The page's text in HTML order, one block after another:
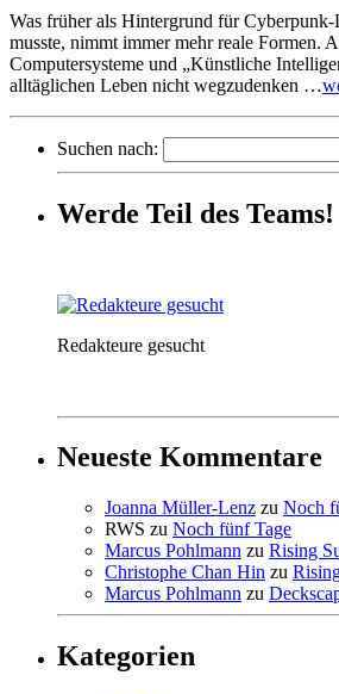
Was früher als Hintergrund für Cyberpunk-
musste, nimmt immer mehr reale Formen.
Computersysteme und „Künstliche
alltäglichen Leben nicht wegzudenken …
Suchen nach:
Werde Teil des Teams!
Redakteure gesucht
Neueste Kommentare
Joanna Müller-Lenz zu Noch
RWS zu Noch fünf Tage
Marcus Pohlmann zu Rising
Christophe Chan Hin zu
Marcus Pohlmann zu
Kategorien